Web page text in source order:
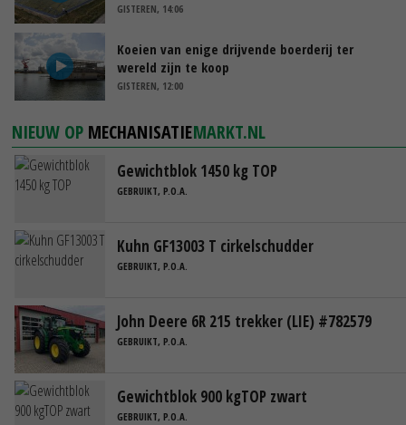
GISTEREN, 14:06
Koeien van enige drijvende boerderij ter
wereld zijn te koop
GISTEREN, 12:00
NIEUW OP MECHANISATIEMARKT.NL
Gewichtblok 1450 kg TOP
GEBRUIKT, P.O.A.
Kuhn GF13003 T cirkelschudder
GEBRUIKT, P.O.A.
John Deere 6R 215 trekker (LIE) #782579
GEBRUIKT, P.O.A.
Gewichtblok 900 kgTOP zwart
GEBRUIKT, P.O.A.